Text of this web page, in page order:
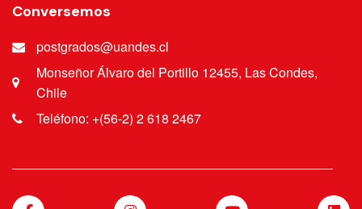
Conversemos
postgrados@uandes.cl
Monseñor Álvaro del Portillo 12455, Las Condes,
Chile
Teléfono: +(56-2) 2 618 2467